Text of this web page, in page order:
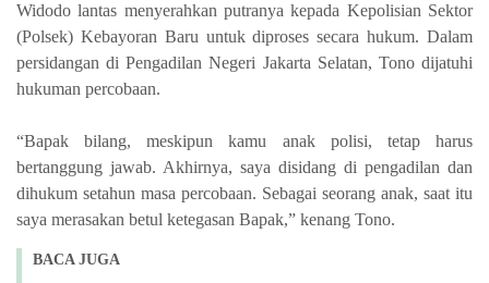
Widodo lantas menyerahkan putranya kepada Kepolisian Sektor
(Polsek) Kebayoran Baru untuk diproses secara hukum. Dalam
persidangan di Pengadilan Negeri Jakarta Selatan, Tono dijatuhi
hukuman percobaan.
“Bapak bilang, meskipun kamu anak polisi, tetap harus
bertanggung jawab. Akhirnya, saya disidang di pengadilan dan
dihukum setahun masa percobaan. Sebagai seorang anak, saat itu
saya merasakan betul ketegasan Bapak,” kenang Tono.
BACA JUGA